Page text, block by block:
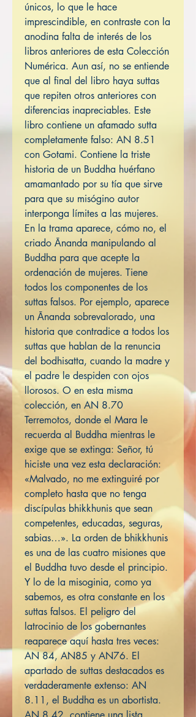
únicos, lo que le hace
imprescindible, en contraste con la
anodina falta de interés de los
libros anteriores de esta Colección
Numérica. Aun así, no se entiende
que al final del libro haya suttas
que repiten otros anteriores con
diferencias inapreciables. Este
libro contiene un afamado sutta
completamente falso: AN 8.51
con Gotami. Contiene la triste
historia de un Buddha huérfano
amamantado por su tía que sirve
para que su misógino autor
interponga límites a las mujeres.
En la trama aparece, cómo no, el
criado Ānanda manipulando al
Buddha para que acepte la
ordenación de mujeres. Tiene
todos los componentes de los
suttas falsos. Por ejemplo, aparece
un Ānanda sobrevalorado, una
historia que contradice a todos los
suttas que hablan de la renuncia
del bodhisatta, cuando la madre y
el padre le despiden con ojos
llorosos. O en esta misma
colección, en AN 8.70
Terremotos, donde el Mara le
recuerda al Buddha mientras le
exige que se extinga: Señor, tú
hiciste una vez esta declaración:
«Malvado, no me extinguiré por
completo hasta que no tenga
discípulas bhikkhunis que sean
competentes, educadas, seguras,
sabias…». La orden de bhikkhunis
es una de las cuatro misiones que
el Buddha tuvo desde el principio.
Y lo de la misoginia, como ya
sabemos, es otra constante en los
suttas falsos. El peligro del
latrocinio de los gobernantes
reaparece aquí hasta tres veces:
AN 84, AN85 y AN76. El
apartado de suttas destacados es
verdaderamente extenso: AN
8.11, el Buddha es un abortista.